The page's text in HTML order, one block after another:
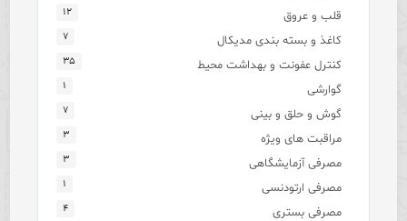
قلب و عروق ۱۲
کاغذ و بسته بندی مدیکال ۷
کنترل عفونت و بهداشت محیط ۳۵
گوارشی ۱
گوش و حلق و بینی ۷
مراقبت های ویژه ۳
مصرفی آزمایشگاهی ۳
مصرفی ارتودنسی ۱
مصرفی بستری ۴